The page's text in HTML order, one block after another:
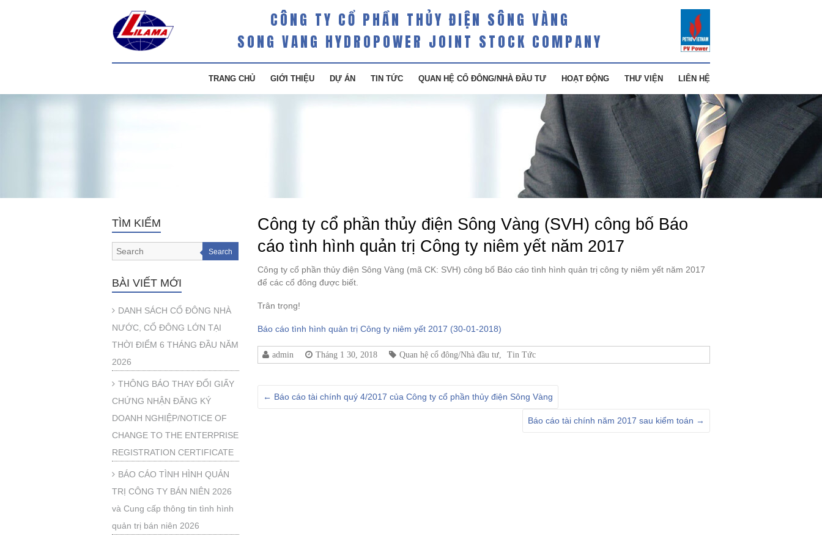
CÔNG TY CỔ PHẦN THỦY ĐIỆN SÔNG VÀNG
SONG VANG HYDROPOWER JOINT STOCK COMPANY
TRANG CHỦ GIỚI THIỆU DỰ ÁN TIN TỨC QUAN HỆ CỔ ĐÔNG/NHÀ ĐẦU TƯ HOẠT ĐỘNG THƯ VIỆN LIÊN HỆ
Công ty cổ phần thủy điện Sông Vàng (SVH) công bố Báo
cáo tình hình quản trị Công ty niêm yết năm 2017
Công ty cổ phần thủy điện Sông Vàng (mã CK: SVH) công bố Báo cáo tình hình quản trị công ty niêm yết năm 2017
để các cổ đông được biết.
Trân trọng!
Báo cáo tình hình quản trị Công ty niêm yết 2017 (30-01-2018)
admin Tháng 1 30, 2018 Quan hệ cổ đông/Nhà đầu tư Tin Tức
← Báo cáo tài chính quý 4/2017 của Công ty cổ phần thủy điện Sông Vàng
Báo cáo tài chính năm 2017 sau kiểm toán →
TÌM KIẾM
Search
BÀI VIẾT MỚI
DANH SÁCH CỔ ĐÔNG NHÀ
NƯỚC, CỔ ĐÔNG LỚN TẠI
THỜI ĐIỂM 6 THÁNG ĐẦU NĂM
2026
THÔNG BÁO THAY ĐỔI GIẤY
CHỨNG NHẬN ĐĂNG KÝ
DOANH NGHIỆP/NOTICE OF
CHANGE TO THE ENTERPRISE
REGISTRATION CERTIFICATE
BÁO CÁO TÌNH HÌNH QUẢN
TRỊ CÔNG TY BÁN NIÊN 2026
và Cung cấp thông tin tình hình
quản trị bán niên 2026